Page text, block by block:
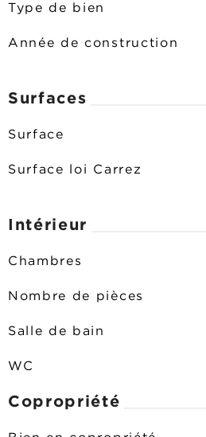
Type de bien
Année de construction
Surfaces
Surface
Surface loi Carrez
Intérieur
Chambres
Nombre de pièces
Salle de bain
WC
Copropriété